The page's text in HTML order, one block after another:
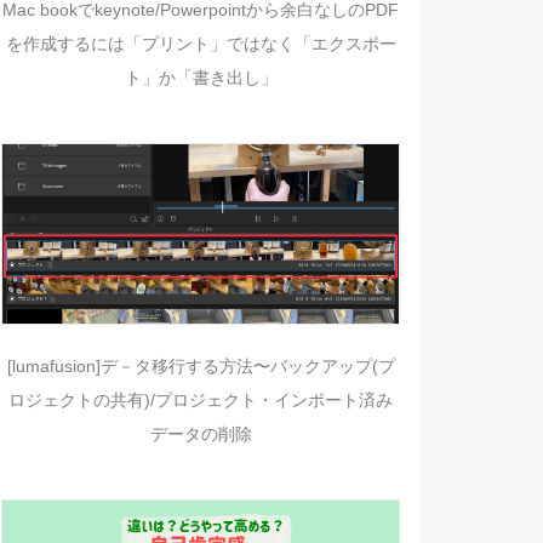
Mac bookでkeynote/Powerpointから余白なしのPDF
を作成するには「プリント」ではなく「エクスポー
ト」か「書き出し」
[lumafusion]デ－タ移行する方法〜バックアップ(プ
ロジェクトの共有)/プロジェクト・インポート済み
データの削除